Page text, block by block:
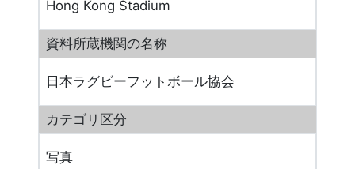
Hong Kong Stadium
資料所蔵機関の名称
日本ラグビーフットボール協会
カテゴリ区分
写真